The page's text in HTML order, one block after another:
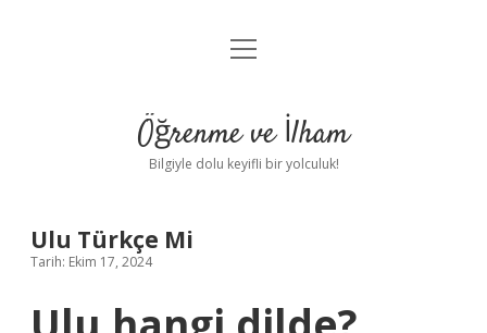
Anasayfa
Yasal Uyarı
menüyü
Öğrenme ve İlham
Bilgiyle dolu keyifli bir yolculuk!
Ulu Türkçe Mi
Tarih: Ekim 17, 2024